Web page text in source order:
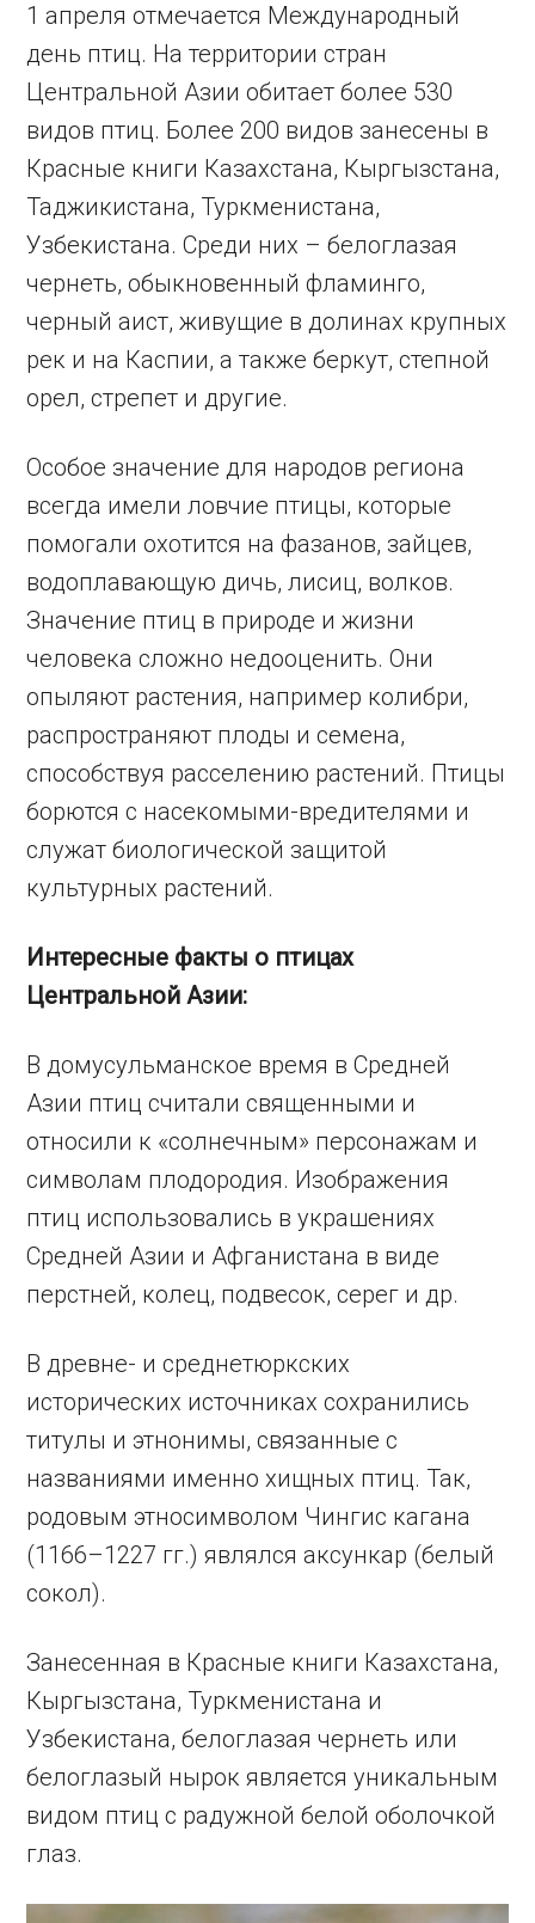
1 апреля отмечается Международный
день птиц. На территории стран
Центральной Азии обитает более 530
видов птиц. Более 200 видов занесены в
Красные книги Казахстана, Кыргызстана,
Таджикистана, Туркменистана,
Узбекистана. Среди них – белоглазая
чернеть, обыкновенный фламинго,
черный аист, живущие в долинах крупных
рек и на Каспии, а также беркут, степной
орел, стрепет и другие.
Особое значение для народов региона
всегда имели ловчие птицы, которые
помогали охотится на фазанов, зайцев,
водоплавающую дичь, лисиц, волков.
Значение птиц в природе и жизни
человека сложно недооценить. Они
опыляют растения, например колибри,
распространяют плоды и семена,
способствуя расселению растений. Птицы
борются с насекомыми-вредителями и
служат биологической защитой
культурных растений.
Интересные факты о птицах
Центральной Азии:
В домусульманское время в Средней
Азии птиц считали священными и
относили к «солнечным» персонажам и
символам плодородия. Изображения
птиц использовались в украшениях
Средней Азии и Афганистана в виде
перстней, колец, подвесок, серег и др.
В древне- и среднетюркских
исторических источниках сохранились
титулы и этнонимы, связанные с
названиями именно хищных птиц. Так,
родовым этносимволом Чингис кагана
(1166–1227 гг.) являлся аксункар (белый
сокол).
Занесенная в Красные книги Казахстана,
Кыргызстана, Туркменистана и
Узбекистана, белоглазая чернеть или
белоглазый нырок является уникальным
видом птиц с радужной белой оболочкой
глаз.